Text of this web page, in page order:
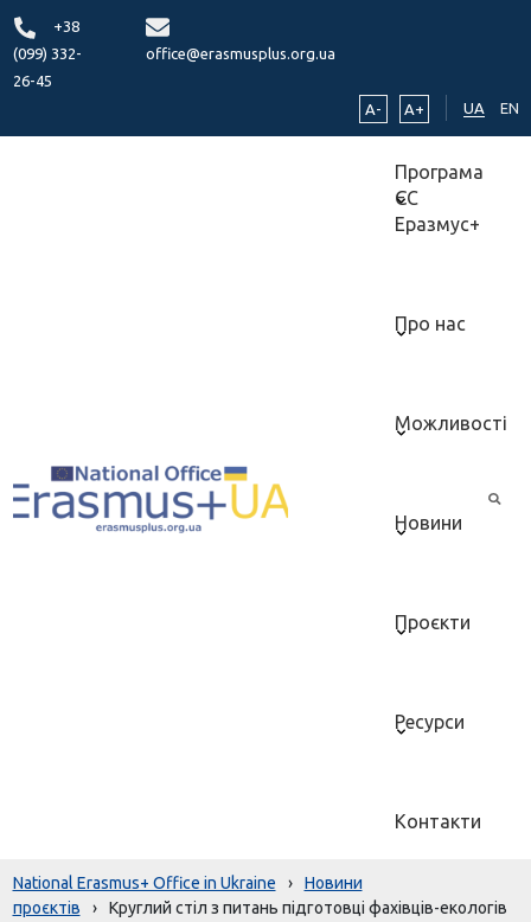
+38
(099) 332-
26-45
office@erasmusplus.org.ua
A- A+ UA EN
Програма
ЄС
Еразмус+
Про нас
Можливості
Новини
Проєкти
Ресурси
Контакти
National Erasmus+ Office in Ukraine ›
Новини
проєктів
›
Круглий стіл з питань підготовці фахівців-екологів